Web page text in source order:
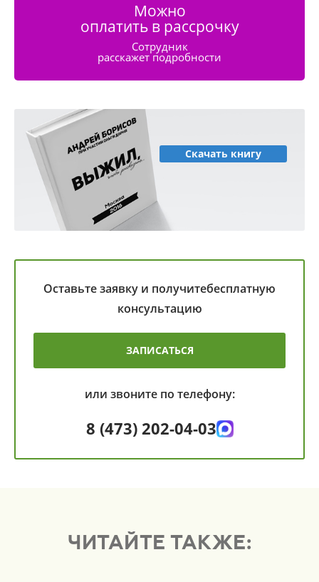
Можно
оплатить в рассрочку
Сотрудник
расскажет подробности
Скачать книгу
Оставьте заявку и получитебесплатную
консультацию
ЗАПИСАТЬСЯ
или звоните по телефону:
8 (473) 202-04-03
ЧИТАЙТЕ ТАКЖЕ: